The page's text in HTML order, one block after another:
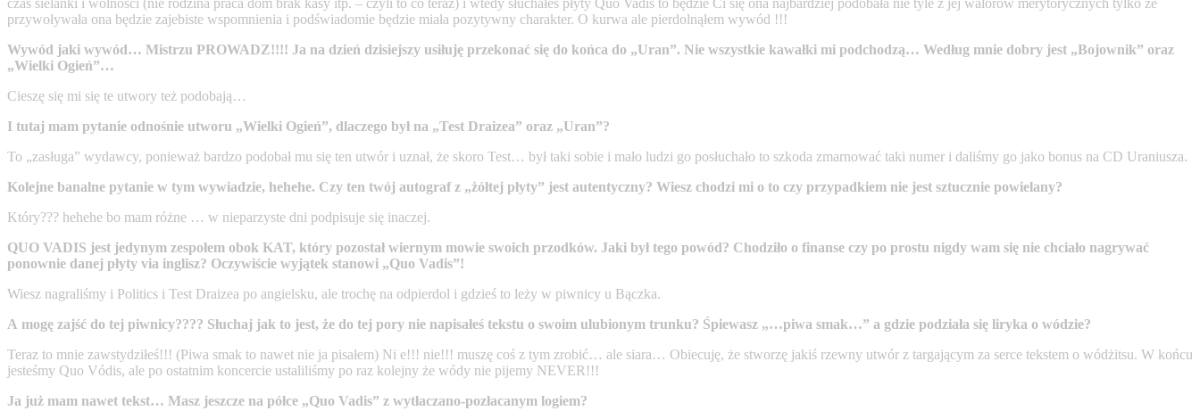
przywoływała ona będzie zajebiste wspomnienia i podświadomie będzie miała pozytywny charakter. O kurwa ale pierdolnąłem wywód !!!
Wywód jaki wywód… Mistrzu PROWADZ!!!! Ja na dzień dzisiejszy usiłuję przekonać się do końca do „Uran”. Nie wszystkie kawałki mi podchodzą… Według mnie dobry jest „Bojownik” oraz
„Wielki Ogień”…
Cieszę się mi się te utwory też podobają…
I tutaj mam pytanie odnośnie utworu „Wielki Ogień”, dlaczego był na „Test Draizea” oraz „Uran”?
To „zasługa” wydawcy, ponieważ bardzo podobał mu się ten utwór i uznał, że skoro Test… był taki sobie i mało ludzi go posłuchało to szkoda zmarnować taki numer i daliśmy go jako bonus na CD Uraniusza.
Kolejne banalne pytanie w tym wywiadzie, hehehe. Czy ten twój autograf z „żółtej płyty” jest autentyczny? Wiesz chodzi mi o to czy przypadkiem nie jest sztucznie powielany?
Który??? hehehe bo mam różne … w nieparzyste dni podpisuje się inaczej.
QUO VADIS jest jedynym zespołem obok KAT, który pozostał wiernym mowie swoich przodków. Jaki był tego powód? Chodziło o finanse czy po prostu nigdy wam się nie chciało nagrywać
ponownie danej płyty via inglisz? Oczywiście wyjątek stanowi „Quo Vadis”!
Wiesz nagraliśmy i Politics i Test Draizea po angielsku, ale trochę na odpierdol i gdzieś to leży w piwnicy u Bączka.
A mogę zajść do tej piwnicy???? Słuchaj jak to jest, że do tej pory nie napisałeś tekstu o swoim ulubionym trunku? Śpiewasz „…piwa smak…” a gdzie podziała się liryka o wódzie?
Teraz to mnie zawstydziłeś!!! (Piwa smak to nawet nie ja pisałem) Ni e!!! nie!!! muszę coś z tym zrobić… ale siara… Obiecuję, że stworzę jakiś rzewny utwór z targającym za serce tekstem o wódżitsu. W końcu
jesteśmy Quo Vódis, ale po ostatnim koncercie ustaliliśmy po raz kolejny że wódy nie pijemy NEVER!!!
Ja już mam nawet tekst… Masz jeszcze na półce „Quo Vadis” z wytłaczano-pozłacanym logiem?